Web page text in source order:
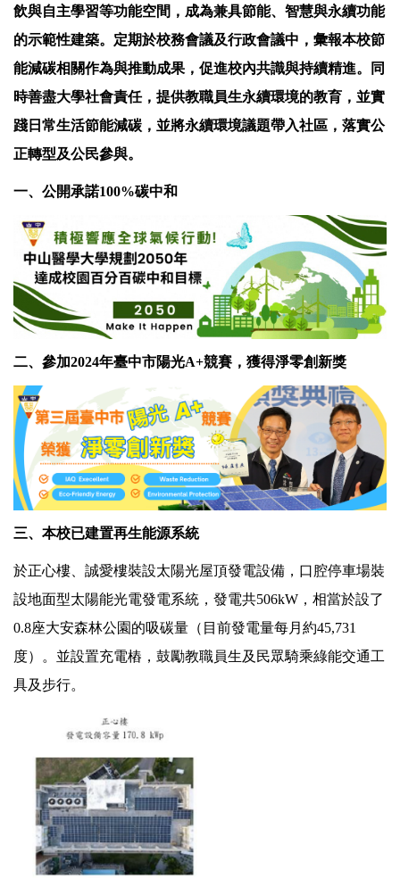
飲與自主學習等功能空間，成為兼具節能、智慧與永續功能
的示範性建築。定期於校務會議及行政會議中，彙報本校節
能減碳相關作為與推動成果，促進校內共識與持續精進。同
時善盡大學社會責任，提供教職員生永續環境的教育，並實
踐日常生活節能減碳，並將永續環境議題帶入社區，落實公
正轉型及公民參與。
一、公開承諾100%碳中和
二、參加2024年臺中市陽光A+競賽，獲得淨零創新獎
三、本校已建置再生能源系統
於正心樓、誠愛樓裝設太陽光屋頂發電設備，口腔停車場裝
設地面型太陽能光電發電系統，發電共506kW，相當於設了
0.8座大安森林公園的吸碳量（目前發電量每月約45,731
度）。並設置充電樁，鼓勵教職員生及民眾騎乘綠能交通工
具及步行。